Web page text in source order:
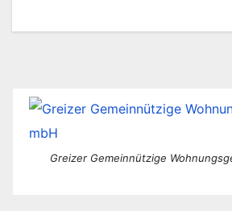
Greizer Gemeinnützige